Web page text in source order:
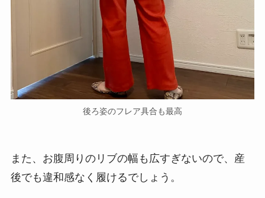
後ろ姿のフレア具合も最高
また、お腹周りのリブの幅も広すぎないので、産
後でも違和感なく履けるでしょう。